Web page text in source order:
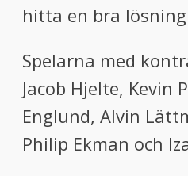
hitta en bra
Spelarna med
Jacob Hjelte, Kevin
Englund, Alvin
Philip Ekman och